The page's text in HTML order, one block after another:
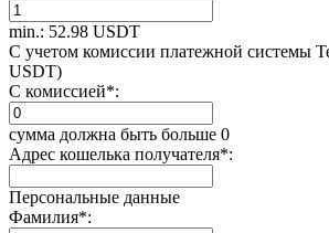
min.: 52.98 USDT
С учетом комиссии платежной системы
USDT)
С комиссией*:
сумма должна быть больше 0
Адрес кошелька получателя*:
Персональные данные
Фамилия*: